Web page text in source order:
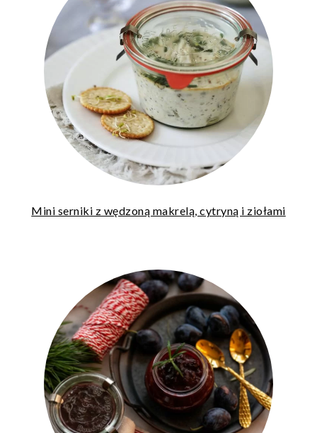
Mini serniki z wędzoną makrelą, cytryną i ziołami